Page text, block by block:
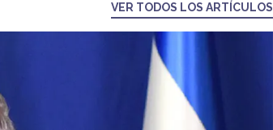
VER TODOS LOS ARTÍCULOS